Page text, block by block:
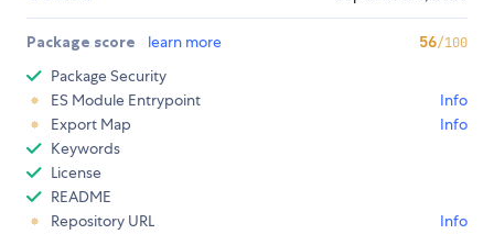
Package score learn more 56/100
Package Security
ES Module Entrypoint
Info
Export Map
Info
Keywords
License
README
Repository URL
Info